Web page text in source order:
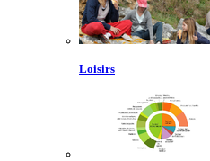
Loisirs